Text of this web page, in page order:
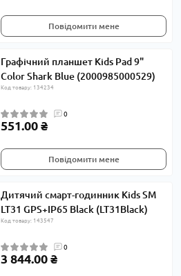
Повідомити мене
Графічний планшет Kids Pad 9"
Color Shark Blue (2000985000529)
Код товару: 134234
0
551.00 ₴
Повідомити мене
Дитячий смарт-годинник Kids SM
LT31 GPS+IP65 Black (LT31Black)
Код товару: 143547
0
3 844.00 ₴